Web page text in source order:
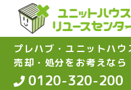
プレハブ・ユニットハウ
売却・処分をお考えなら
0120-320-200